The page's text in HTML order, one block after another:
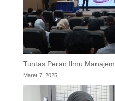
Tuntas Peran Ilmu
Maret 7, 2025